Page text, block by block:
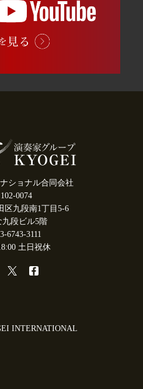
ショナル合同会社
0074
区九段南1丁目5-6
九段ビル5階
6743-3111
土日祝休
INTERNATIONAL